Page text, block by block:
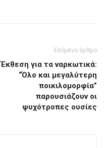
Επόμενο άρθρο
Έκθεση για τα ναρκωτικά:
“Όλο και μεγαλύτερη
ποικιλομορφία”
παρουσιάζουν οι
ψυχότροπες ουσίες